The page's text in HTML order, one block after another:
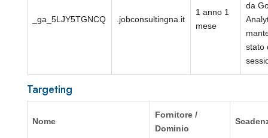
_ga_5LJY5TGNCQ .jobconsultingna.it
1 anno 1
mese
da
stato
Targeting
Nome
Fornitore /
Dominio